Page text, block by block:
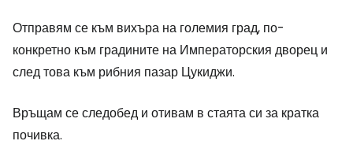
Отправям се към вихъра на големия град, по-
конкретно към градините на Императорския дворец и
след това към рибния пазар Цукиджи.
Връщам се следобед и отивам в стаята си за кратка
почивка.